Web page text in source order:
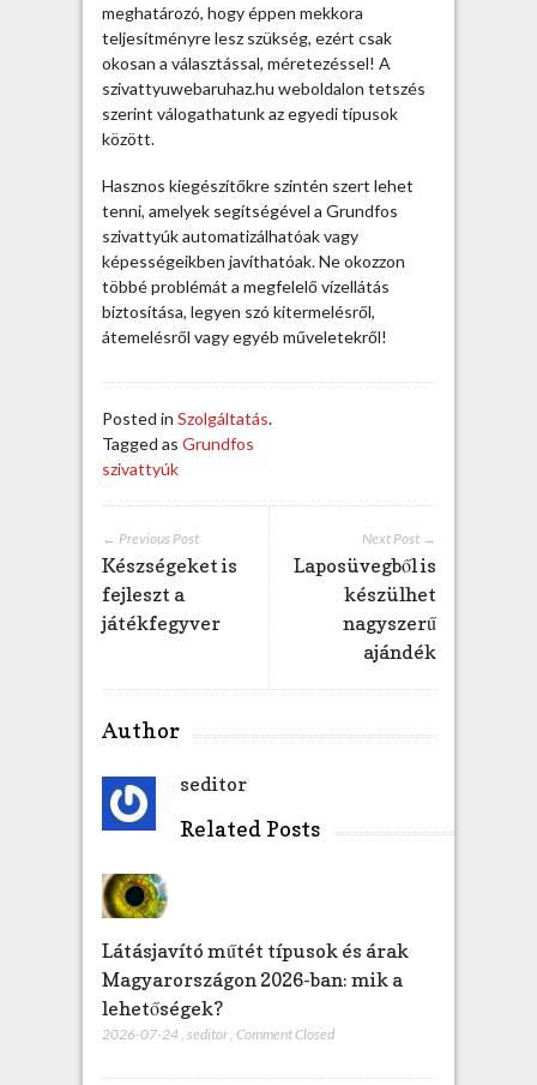
b
a
n
é
r
h
e
ő
b
h
z
meghatározó, hogy éppen mekkora
teljesítményre lesz szükség, ezért csak
okosan a választással, méretezéssel! A
szivattyuwebaruhaz.hu weboldalon tetszés
szerint válogathatunk az egyedi típusok
között.
Hasznos kiegészítőkre szintén szert lehet
tenni, amelyek segítségével a Grundfos
szivattyúk automatizálhatóak vagy
képességeikben javíthatóak. Ne okozzon
többé problémát a megfelelő vízellátás
biztosítása, legyen szó kitermelésről,
átemelésről vagy egyéb műveletekről!
Posted in Szolgáltatás.
Tagged as Grundfos
szivattyúk
Next Post →
Laposüvegből is
készülhet
nagyszerű
ajándék
← Previous Post
Készségeket is
fejleszt a
játékfegyver
Author
seditor
Related Posts
Látásjavító műtét típusok és árak
Magyarországon 2026-ban: mik a
lehetőségek?
2026-07-24 seditor Comment Closed